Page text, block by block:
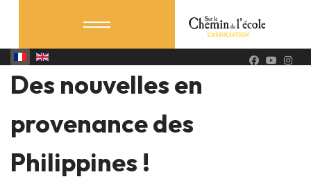
Des nouvelles en
provenance des
Philippines !